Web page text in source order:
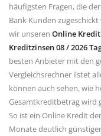
häufigsten Fragen, die
Bank Kunden
wir unseren Online
Kreditzinsen 08 / 2026
besten Anbieter mit den
Vergleichsrechner listet
können auch sehen, wie
Gesamtkreditbetrag wird
So ist ein Online Kredit
Monate deutlich